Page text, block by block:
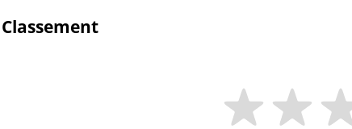
Classement